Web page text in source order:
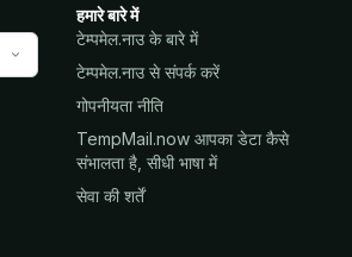
हमारे बारे में
टेम्पमेल.नाउ के बारे में
टेम्पमेल.नाउ से संपर्क करें
गोपनीयता नीति
TempMail.now आपका डेटा कैसे
संभालता है, सीधी भाषा में
सेवा की शर्तें